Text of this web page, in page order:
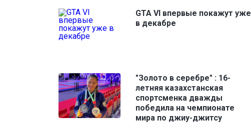
GTA VI впервые покажут уже
в декабре
"Золото в серебре" : 16-
летняя казахстанская
спортсменка дважды
победила на чемпионате
мира по джиу-джитсу